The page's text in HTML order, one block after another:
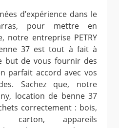
d’expérience dans le
pour mettre en
notre entreprise PETRY
37 est tout à fait à
but de vous fournir des
parfait accord avec vos
Sachez que, notre
location de benne 37
correctement : bois,
carton, appareils